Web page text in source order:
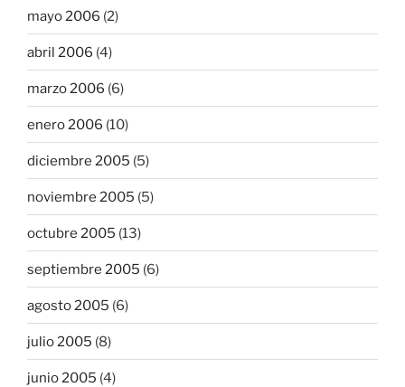
mayo 2006 (2)
abril 2006 (4)
marzo 2006 (6)
enero 2006 (10)
diciembre 2005 (5)
noviembre 2005 (5)
octubre 2005 (13)
septiembre 2005 (6)
agosto 2005 (6)
julio 2005 (8)
junio 2005 (4)